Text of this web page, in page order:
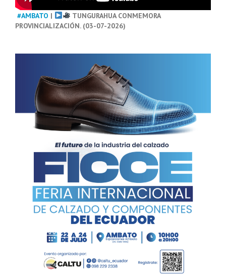
#AMBATO |
TUNGURAHUA CONMEMORA
PROVINCIALIZACIÓN. (03-07-2026)